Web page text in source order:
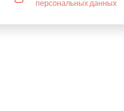
персональных данных